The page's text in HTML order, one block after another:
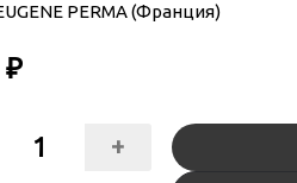
PERMA (Франция)
₽
+